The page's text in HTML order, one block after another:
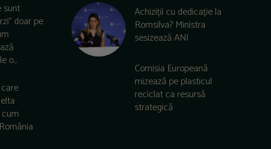
sunt
doar pe
o...
Achiziții cu dedicație la
Romsilva? Ministra
sesizează ANI
Comisia Europeană
mizează pe plasticul
reciclat ca resursă
strategică